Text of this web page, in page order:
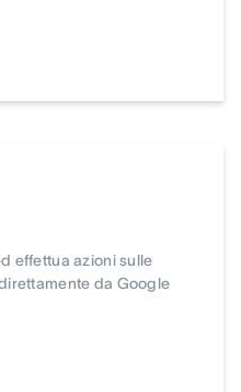
effettua azioni sulle
da Google